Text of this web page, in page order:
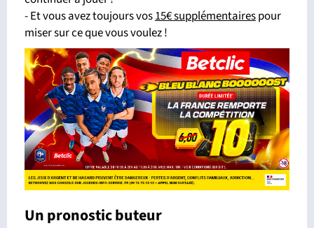
- Et vous avez toujours vos15€ supplémentairespour
miser sur ce que vous voulez !
Un pronostic buteur